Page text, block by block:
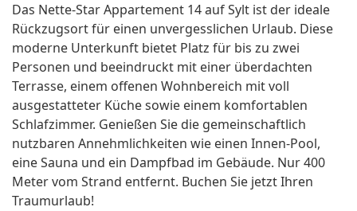
Das Nette-Star Appartement 14 auf Sylt ist der ideale
Rückzugsort für einen unvergesslichen Urlaub. Diese
moderne Unterkunft bietet Platz für bis zu zwei
Personen und beeindruckt mit einer überdachten
Terrasse, einem offenen Wohnbereich mit voll
ausgestatteter Küche sowie einem komfortablen
Schlafzimmer. Genießen Sie die gemeinschaftlich
nutzbaren Annehmlichkeiten wie einen Innen-Pool,
eine Sauna und ein Dampfbad im Gebäude. Nur 400
Meter vom Strand entfernt. Buchen Sie jetzt Ihren
Traumurlaub!